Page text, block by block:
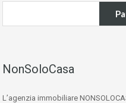
NonSoloCasa
L’agenzia immobiliare